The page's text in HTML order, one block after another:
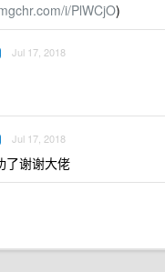
i/PlWCjO)
Jul 17, 2018
Jul 17, 2018
了谢谢大佬